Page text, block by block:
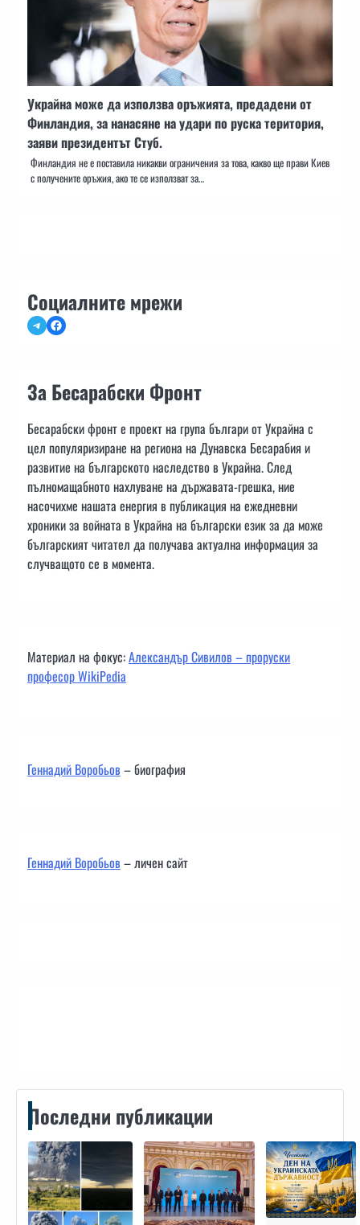
Украйна може да използва оръжията, предадени от
Финландия, за нанасяне на удари по руска територия,
заяви президентът Стуб.
Финландия не е поставила никакви ограничения за това, какво ще прави Киев
с получените оръжия, ако те се използват за…
Социалните мрежи
TelegramFacebook
За Бесарабски Фронт
Бесарабски фронт е проект на група българи от Украйна с
цел популяризиране на региона на Дунавска Бесарабия и
развитие на българското наследство в Украйна. След
пълномащабното нахлуване на държавата-грешка, ние
насочихме нашата енергия в публикация на ежедневни
хроники за войната в Украйна на български език за да може
българският читател да получава актуална информация за
случващото се в момента.
Материал на фокус:Александър Сивилов – проруски
професор WikiPedia
Геннадий Воробьов– биография
Геннадий Воробьов– личен сайт
Последни публикации